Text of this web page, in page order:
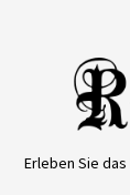
Erleben Sie